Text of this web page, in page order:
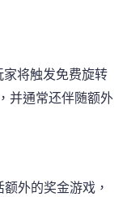
将触发免费旋转
并通常还伴随额外
外的奖金游戏，